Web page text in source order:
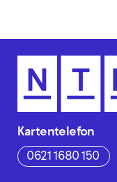
Kartentelefon
0621 1680 150